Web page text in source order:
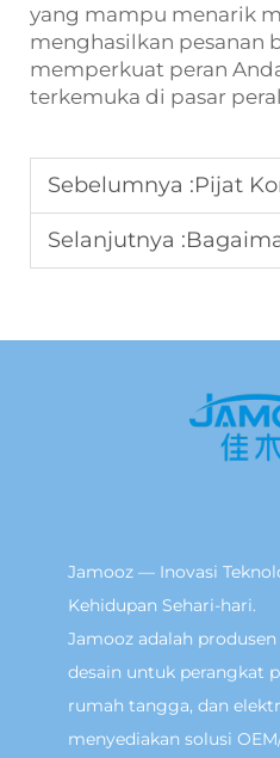
yang mampu menarik
menghasilkan pesanan
memperkuat peran
terkemuka di pasar
Sebelumnya :Pijat Kompresi Udara:
Selanjutnya :Bagaimana Pistol Pijat
Jamooz — Inovasi
Kehidupan Sehari-hari.
Jamooz adalah
desain untuk perangkat
rumah tangga, dan
menyediakan solusi